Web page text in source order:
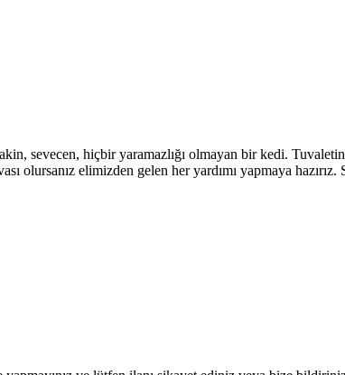
sevecen, hiçbir yaramazlığı olmayan bir kedi.
olursanız elimizden gelen her yardımı yapmaya